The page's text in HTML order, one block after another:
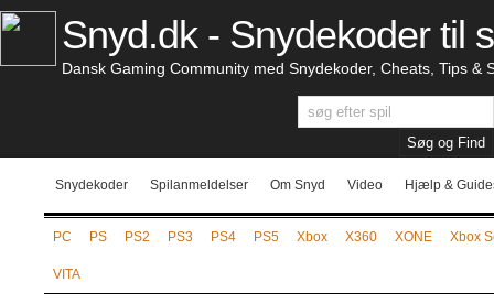
Snyd.dk - Snydekoder til
Dansk Gaming Community med Snydekoder, Cheats, Tips &
Snydekoder Spilanmeldelser Om Snyd Video Hjælp &
PC PS PS2 PS3 PS4 PS5 Xbox X360 XONE Xbox
VITA